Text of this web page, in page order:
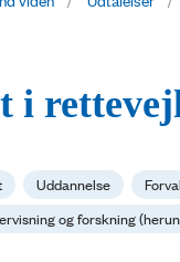
i
Uddannelse
og forskning